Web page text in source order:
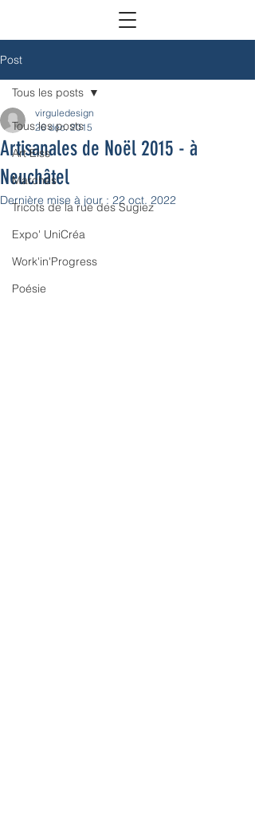
Post
Tous les posts
Art Eiss
Marchés
Tricots de la rue des Sugiez
Expo' UniCréa
Work'in'Progress
Poésie
Tous les posts
Artisanales de Noël 2015 - à
Neuchâtel
virguledesign
26 déc. 2015
Dernière mise à jour : 22 oct. 2022